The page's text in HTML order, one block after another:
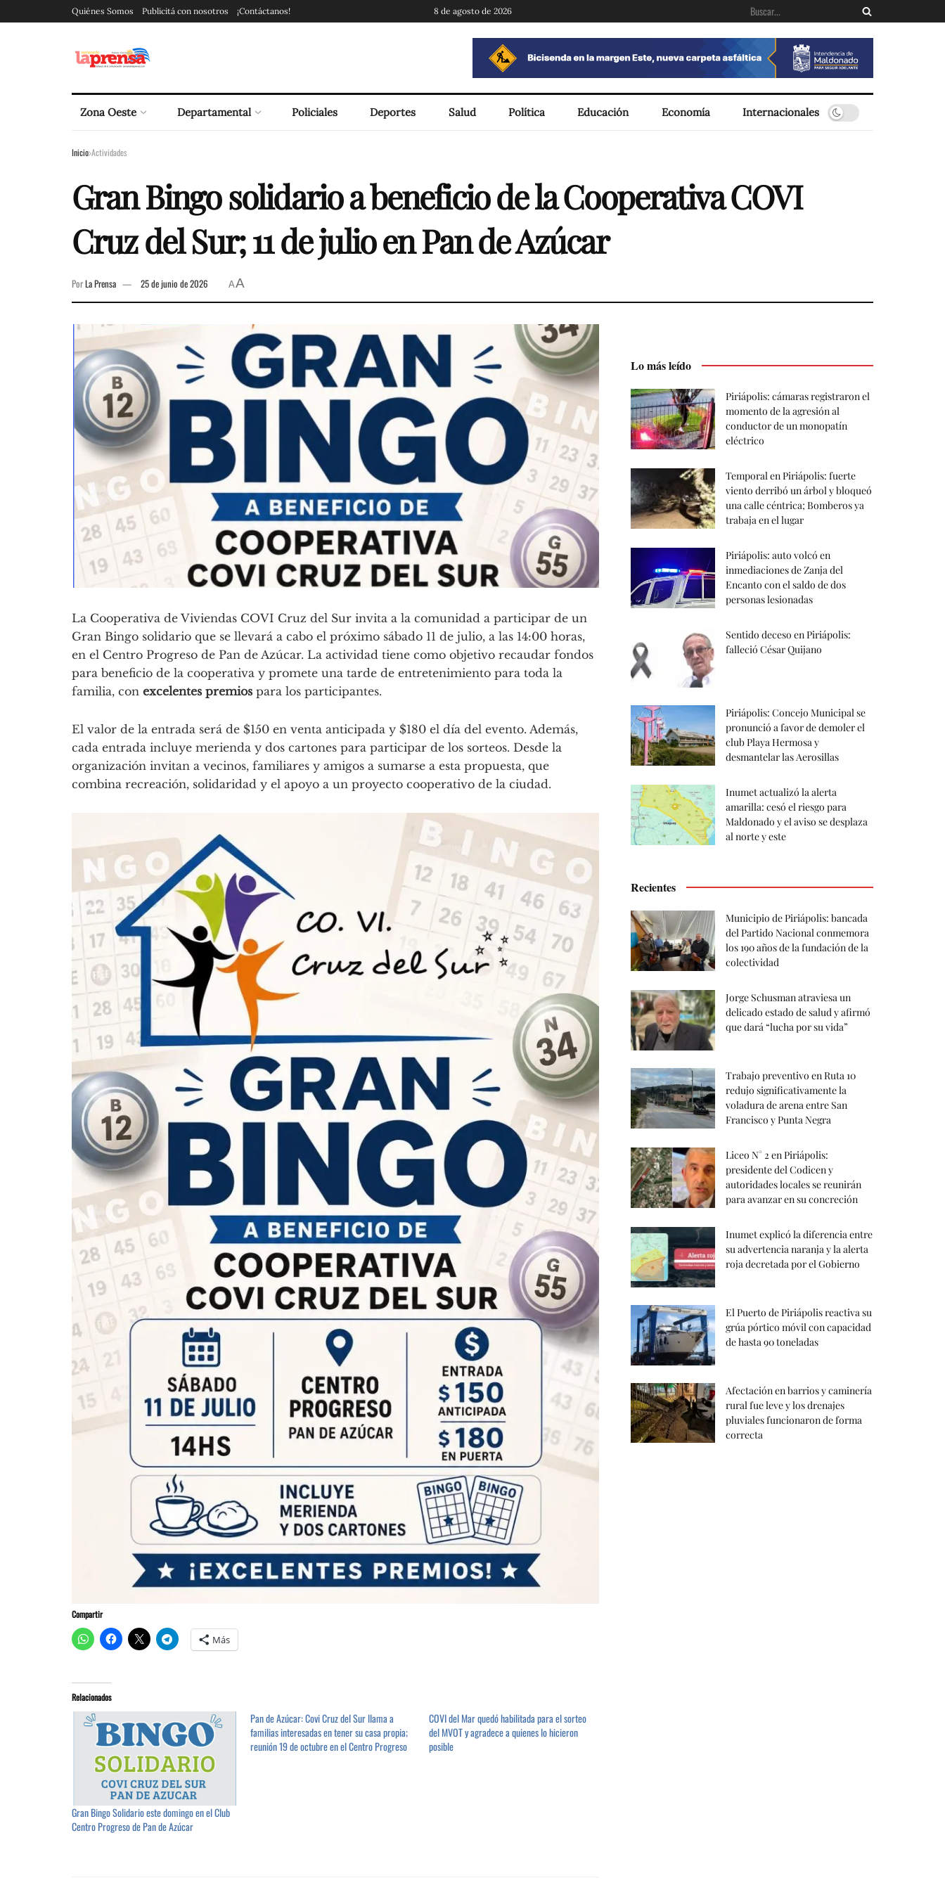
Quiénes Somos Publicitá con nosotros ¡Contáctanos! 8 de agosto de 2026
Zona Oeste Departamental Policiales Deportes Salud Política Educación Economía Internacionales
Inicio Actividades
Gran Bingo solidario a beneficio de la Cooperativa COVI
Cruz del Sur; 11 de julio en Pan de Azúcar
PorLa Prensa 25 de junio de 2026 AA
La Cooperativa de Viviendas COVI Cruz del Sur invita a la comunidad a participar de un
Gran Bingo solidario que se llevará a cabo el próximo sábado 11 de julio, a las 14:00 horas,
en el Centro Progreso de Pan de Azúcar. La actividad tiene como objetivo recaudar fondos
para beneficio de la cooperativa y promete una tarde de entretenimiento para toda la
familia, con excelentes premiospara los participantes.
El valor de la entrada será de $150 en venta anticipada y $180 el día del evento. Además,
cada entrada incluye merienda y dos cartones para participar de los sorteos. Desde la
organización invitan a vecinos, familiares y amigos a sumarse a esta propuesta, que
combina recreación, solidaridad y el apoyo a un proyecto cooperativo de la ciudad.
Compartir
Más
Relacionados
Gran Bingo Solidario este domingo en el Club
Centro Progreso de Pan de Azúcar
Pan de Azúcar: Covi Cruz del Sur llama a
familias interesadas en tener su casa propia;
reunión 19 de octubre en el Centro Progreso
COVI del Mar quedó habilitada para el sorteo
del MVOT y agradece a quienes lo hicieron
posible
Lo más leído
Piriápolis: cámaras registraron el
momento de la agresión al
conductor de un monopatín
eléctrico
Temporal en Piriápolis: fuerte
viento derribó un árbol y bloqueó
una calle céntrica; Bomberos ya
trabaja en el lugar
Piriápolis: auto volcó en
inmediaciones de Zanja del
Encanto con el saldo de dos
personas lesionadas
Sentido deceso en Piriápolis:
falleció César Quijano
Piriápolis: Concejo Municipal se
pronunció a favor de demoler el
club Playa Hermosa y
desmantelar las Aerosillas
Inumet actualizó la alerta
amarilla: cesó el riesgo para
Maldonado y el aviso se desplaza
al norte y este
Recientes
Municipio de Piriápolis: bancada
del Partido Nacional conmemora
los 190 años de la fundación de la
colectividad
Jorge Schusman atraviesa un
delicado estado de salud y afirmó
que dará “lucha por su vida”
Trabajo preventivo en Ruta 10
redujo significativamente la
voladura de arena entre San
Francisco y Punta Negra
Liceo N° 2 en Piriápolis:
presidente del Codicen y
autoridades locales se reunirán
para avanzar en su concreción
Inumet explicó la diferencia entre
su advertencia naranja y la alerta
roja decretada por el Gobierno
El Puerto de Piriápolis reactiva su
grúa pórtico móvil con capacidad
de hasta 90 toneladas
Afectación en barrios y caminería
rural fue leve y los drenajes
pluviales funcionaron de forma
correcta